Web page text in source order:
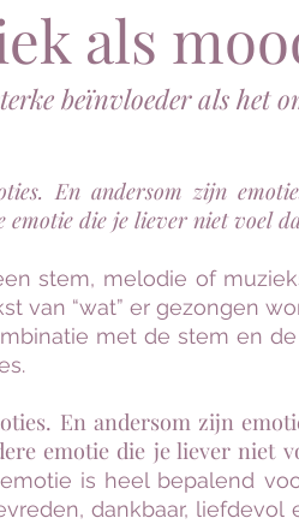
als
beïnvloeder als het
En andersom zijn
die je liever niet voel
stem, melodie of
van “wat” er gezongen
met de stem en
En andersom zijn
emotie die je liever niet
is heel bepalend
dankbaar,